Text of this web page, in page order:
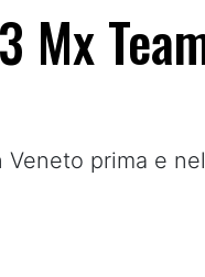
Mx
prima e